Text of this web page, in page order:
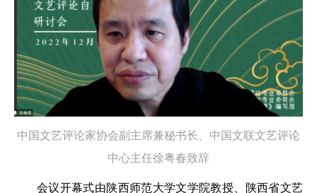
中国文艺评论家协会副主席兼秘书长、中国文联文艺评论
中心主任徐粤春致辞
会议开幕式由陕西师范大学文学院教授、陕西省文艺